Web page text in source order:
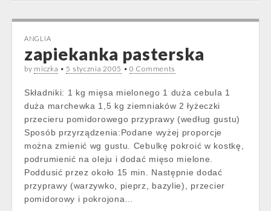
ANGLIA
zapiekanka pasterska
by miczka • 5 stycznia 2005 •0 Comments
Składniki: 1 kg mięsa mielonego 1 duża cebula 1
duża marchewka 1,5 kg ziemniaków 2 łyżeczki
przecieru pomidorowego przyprawy (według gustu)
Sposób przyrządzenia:Podane wyżej proporcje
można zmienić wg gustu. Cebulkę pokroić w kostkę,
podrumienić na oleju i dodać mięso mielone.
Poddusić przez około 15 min. Następnie dodać
przyprawy (warzywko, pieprz, bazylie), przecier
pomidorowy i pokrojona…